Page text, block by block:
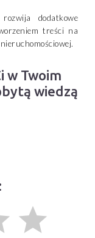
dodatkowe
treści na
w Twoim
wiedzą
grade